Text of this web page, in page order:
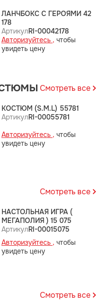
ЛАНЧБОКС С ГЕРОЯМИ 42
178
АртикулRI-00042178
Авторизуйтесь , чтобы
увидеть цену
Смотреть все
КОСТЮМ (S.M.L) 55781
АртикулRI-00055781
Авторизуйтесь , чтобы
увидеть цену
Смотреть все
НАСТОЛЬНАЯ ИГРА (
МЕГАПОЛИЯ ) 15 075
АртикулRI-00015075
Авторизуйтесь , чтобы
увидеть цену
Смотреть все